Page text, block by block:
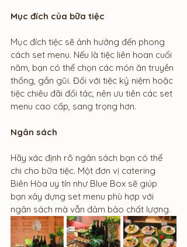
Mục đích của bữa tiệc
Mục đích tiệc sẽ ảnh hưởng đến phong
cách set menu. Nếu là tiệc liên hoan cuối
năm, bạn có thể chọn các món ăn truyền
thống, gần gũi. Đối với tiệc kỷ niệm hoặc
tiệc chiêu đãi đối tác, nên ưu tiên các set
menu cao cấp, sang trọng hơn.
Ngân sách
Hãy xác định rõ ngân sách bạn có thể
chi cho bữa tiệc. Một đơn vị catering
Biên Hòa uy tín như Blue Box sẽ giúp
bạn xây dựng set menu phù hợp với
ngân sách mà vẫn đảm bảo chất lượng.